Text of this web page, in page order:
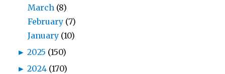
March (8)
February (7)
January (10)
► 2025 (150)
► 2024 (170)